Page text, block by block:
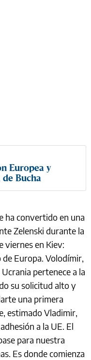
Europea y
Bucha
ha convertido en una
Zelenski durante la
viernes en Kiev:
de Europa. Volodímir,
pertenece a la
su solicitud alto y
una primera
estimado Vladimir,
a la UE. El
para nuestra
Es donde comienza